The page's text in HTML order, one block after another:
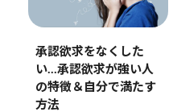
承認欲求をなくした
い…承認欲求が強い人
の特徴＆自分で満たす
方法